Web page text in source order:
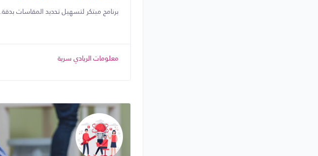
برنامج مبتكر لتسهيل تحديد المقاسات بدقة.
معلومات الريادي سرية